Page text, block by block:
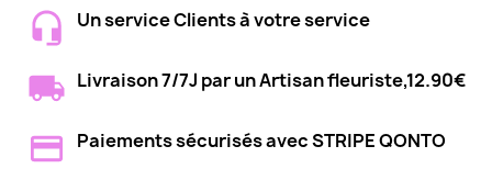
Un service Clients à votre service
Livraison 7/7J par un Artisan fleuriste,12.90€
Paiements sécurisés avec STRIPE QONTO